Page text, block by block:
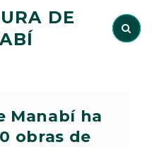
DE
Manabí ha
obras de